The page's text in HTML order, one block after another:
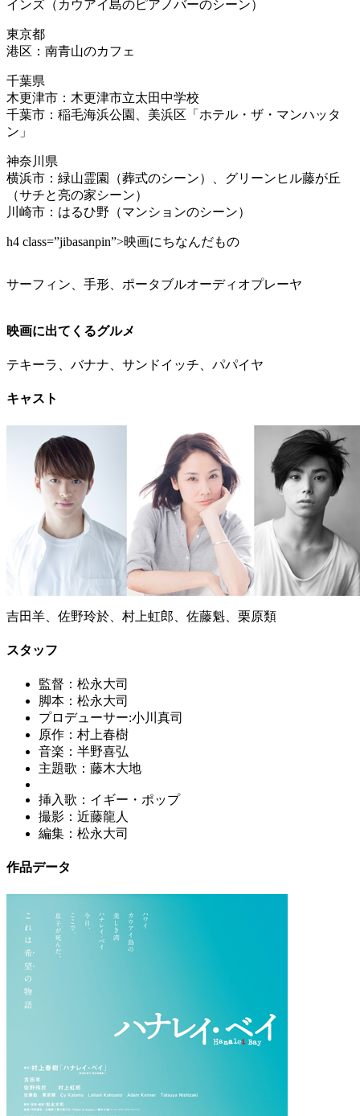
インズ（カウアイ島のピアノバーのシーン）
東京都
港区：南青山のカフェ
千葉県
木更津市：木更津市立太田中学校
千葉市：稲毛海浜公園、美浜区「ホテル・ザ・マンハッタ
ン」
神奈川県
横浜市：緑山霊園（葬式のシーン）、グリーンヒル藤が丘
（サチと亮の家シーン）
川崎市：はるひ野（マンションのシーン）
h4 class=”jibasanpin”>映画にちなんだもの
サーフィン、手形、ポータブルオーディオプレーヤ
映画に出てくるグルメ
テキーラ、バナナ、サンドイッチ、パパイヤ
キャスト
吉田羊、佐野玲於、村上虹郎、佐藤魁、栗原類
スタッフ
監督：松永大司
脚本：松永大司
プロデューサー:小川真司
原作：村上春樹
音楽：半野喜弘
主題歌：藤木大地
挿入歌：イギー・ポップ
撮影：近藤龍人
編集：松永大司
作品データ